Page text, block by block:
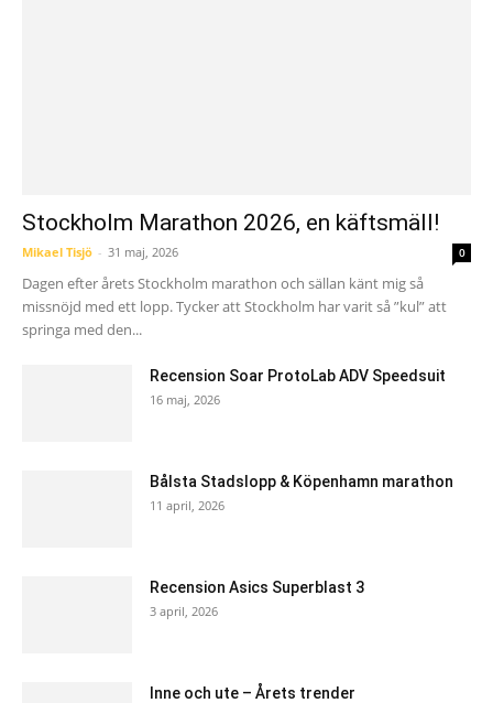
Stockholm Marathon 2026, en käftsmäll!
Mikael Tisjö - 31 maj, 2026 0
Dagen efter årets Stockholm marathon och sällan känt mig så
missnöjd med ett lopp. Tycker att Stockholm har varit så ”kul” att
springa med den...
Recension Soar ProtoLab ADV Speedsuit
16 maj, 2026
Bålsta Stadslopp & Köpenhamn marathon
11 april, 2026
Recension Asics Superblast 3
3 april, 2026
Inne och ute – Årets trender